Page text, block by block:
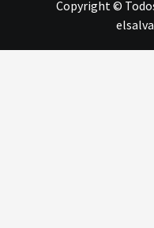
Copyright ©